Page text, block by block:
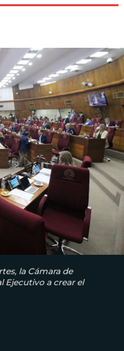
la Cámara de
Ejecutivo a crear el